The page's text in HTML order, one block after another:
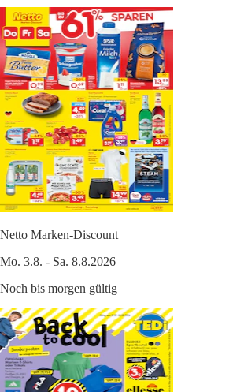
Netto Marken-Discount
Mo. 3.8. - Sa. 8.8.2026
Noch bis morgen gültig